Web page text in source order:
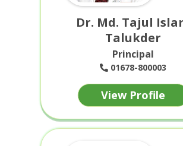
Dr. Md. Tajul
Talukder
Principal
01678-800003
View Profile